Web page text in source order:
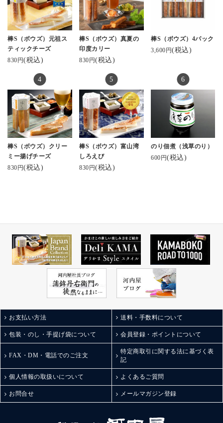
ありがとうございます
🥰
#蒲鉾本舗河内屋 #棒s #
棒s元祖スティックチー
ズ #美しい蒲鉾 sati7.ko
いくらい美味しい
ラー
#河内屋 #酒のあて #
酒スタグラム
#保存料無添加 #プレ
ゼントに #お土産に
PR kamaboko_jp
取り寄せグルメ #富山観
光 #金沢観光 #お酒に合
う #棒S #おつまみメニ
ュー #かまぼこ
円（税込）
4パック入り（お歳暮向
け箱入り） 3,500円
・
本店は魚津にあるが、
ェ内にも店舗があるか
ら、ちょっとしたお土
産にも使いやすい☝️🙂
今回は食べなかったけ
ど、#クリーミー揚げチ
ーズ 味もある（5種セッ
トは4,340円）。
ひとつ5本入りなんだけ
ど、👶がバクバク食べ
て、子供達にも大人気
お土産だ👍✨
詳しくは公式を→
オンラインショップに
もこちらから飛べる
よ。
#鮨蒲本舗河内屋とやマ
#棒s
#棒sシリーズ
#ボウズ
#お歳暮ギフト
#japanfoodselectionグラ
ンプリ受賞
近年いただける誕プレ
は
お酒かおつまみが多い
🤣笑
📷は15年ほど付き合い
友人からいただきまし
た💡
さすが…わたしの好み
のリサーチが完璧だわ
🫢
#河内屋かまぼこ #棒S
宮城に住んでると笹か
今日も先日UPした青森
のお酒の呑み比べを
してたので、早速おつ
まみにしました😆
めちゃ美味い❣️🥰
お取り寄せしたくなっ
酒屋 #家呑み #酒のつま
み #酒の肴 #河内屋のか
まぼこ #富山土産 #富山
のお土産 #ひとり飲み #
ぼっち呑み
棒S（ボウズ）元祖ス
ティックチーズ
830円(税込)
棒S（ボウズ）真夏の
印度カリー
830円(税込)
棒S（ボウズ）4パック
3,600円(税込)
棒S（ボウズ）クリー
ミー揚げチーズ
830円(税込)
棒S（ボウズ）富山湾
しろえび
830円(税込)
のり佃煮（浅草のり）
600円(税込)
お支払い方法 送料・手数料について
包装・のし・手提げ袋について 会員登録・ポイントについて
FAX・DM・電話でのご注文
特定商取引に関する法に基づく表
記
個人情報の取扱いについて よくあるご質問
お問合せ メールマガジン登録